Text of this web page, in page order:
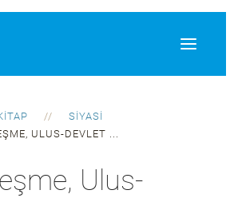
SIYASI
ULUS-DEVLET ...
Ulus-